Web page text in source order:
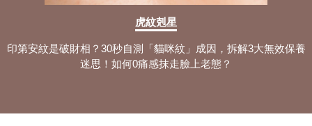
虎紋剋星
印第安紋是破財相？30秒自測「貓咪紋」成因，拆解3大無效保養
迷思！如何0痛感抹走臉上老態？